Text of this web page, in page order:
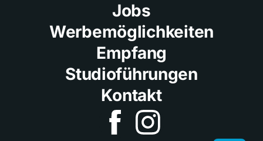
Jobs
Werbemöglichkeiten
Empfang
Studioführungen
Kontakt